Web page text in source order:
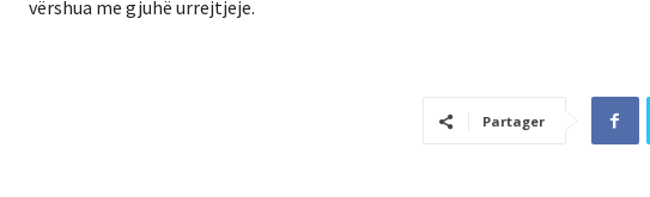
vërshua me gjuhë urrejtjeje.
Partager